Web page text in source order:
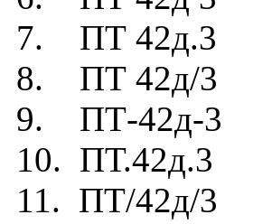
7. ПТ 42д.3
8. ПТ 42д/3
9. ПТ-42д-3
10. ПТ.42д.3
11. ПТ/42д/3